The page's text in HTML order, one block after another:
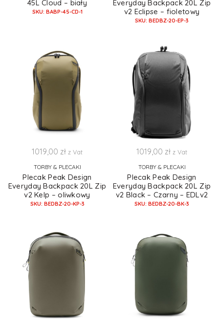
45L Cloud – biały
SKU: BABP-45-CD-1
Everyday Backpack 20L Zip
v2 Eclipse – fioletowy
SKU: BEDBZ-20-EP-3
1019,00 zł z Vat
TORBY & PLECAKI
Plecak Peak Design
Everyday Backpack 20L Zip
v2 Kelp – oliwkowy
SKU: BEDBZ-20-KP-3
1019,00 zł z Vat
TORBY & PLECAKI
Plecak Peak Design
Everyday Backpack 20L Zip
v2 Black – Czarny – EDLv2
SKU: BEDBZ-20-BK-3